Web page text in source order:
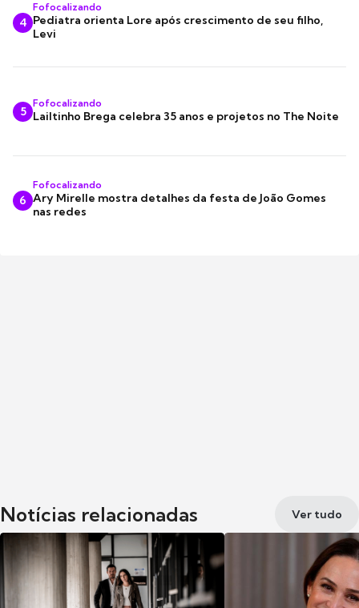
4
Fofocalizando
Pediatra orienta Lore após crescimento de seu filho,
Levi
5
Fofocalizando
Lailtinho Brega celebra 35 anos e projetos no The Noite
6
Fofocalizando
Ary Mirelle mostra detalhes da festa de João Gomes
nas redes
Notícias relacionadas Ver tudo